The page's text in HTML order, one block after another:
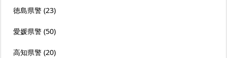
徳島県警 (23)
愛媛県警 (50)
高知県警 (20)